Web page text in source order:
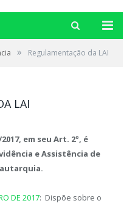
» Regulamentação da LAI
LAI
em seu Art. 2º, é
e Assistência de
DE 2017: Dispõe sobre o